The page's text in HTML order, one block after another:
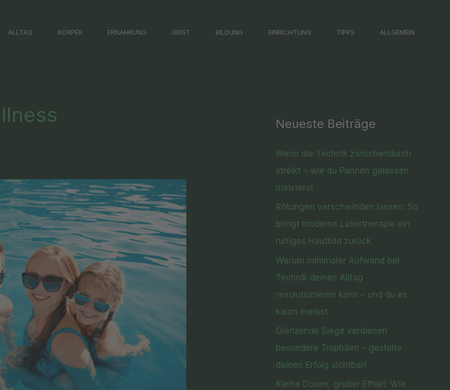
ALLTAG KÖRPER ERNÄHRUNG GEIST BILDUNG EINRICHTUNG TIPPS ALLGEMEIN
Neueste Beiträge
Wenn die Technik zwischendurch
streikt – wie du Pannen gelassen
meisterst
Rötungen verschwinden lassen: So
bringt moderne Lasertherapie ein
ruhiges Hautbild zurück
Warum minimaler Aufwand bei
Technik deinen Alltag
revolutionieren kann – und du es
kaum merkst
Glänzende Siege verdienen
besondere Trophäen – gestalte
deinen Erfolg sichtbar!
Kleine Dosen, großer Effekt: Wie